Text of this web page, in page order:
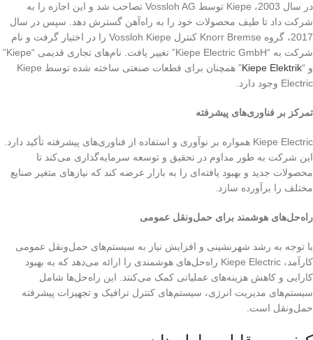
در سال 2003، Kiepe توسط Vossloh AG تصاحب شد و این اجازه را به
شرکت داد تا طیف محصولات خود را به راه‌آهن گسترش دهد. سپس در سال
2017، گروه Knorr Bremse کنترل Vossloh Kiepe را در اختیار گرفت و نام
شرکت به “Kiepe Electric GmbH” تغییر یافت. نام‌های تجاری قدیمی “Kiepe”
و “Kiepe Elektrik
” همچنان برای قطعات صنعتی ساخته شده توسط Kiepe
Electric وجود دارد.
تمرکز بر فناوری‌های پیشرفته
Kiepe Electric همواره بر نوآوری و استفاده از فناوری‌های پیشرفته تأکید دارد.
این شرکت به طور مداوم در تحقیق و توسعه سرمایه‌گذاری می‌کند تا
محصولات جدید و بهبود یافته‌ای را به بازار عرضه کند که نیازهای متغیر صنایع
مختلف را برآورده سازد.
راه‌حل‌های هوشمند برای حمل‌ونقل عمومی
با توجه به رشد شهرنشینی و افزایش نیاز به سیستم‌های حمل‌ونقل عمومی
کارآمد، Kiepe Electric راه‌حل‌های هوشمندی را ارائه می‌دهد که به بهبود
کارایی و کاهش هزینه‌های عملیاتی کمک می‌کنند. این راه‌حل‌ها شامل
سیستم‌های مدیریت انرژی، سیستم‌های کنترل ترافیک و تجهیزات پیشرفته
حمل‌ونقل است.